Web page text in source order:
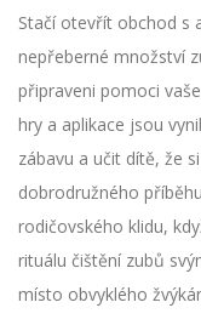
Stačí otevřít obchod s
nepřeberné množství
připraveni pomoci
hry a aplikace jsou
zábavu a učit dítě, že
dobrodružného
rodičovského klidu,
rituálu čištění zubů
místo obvyklého